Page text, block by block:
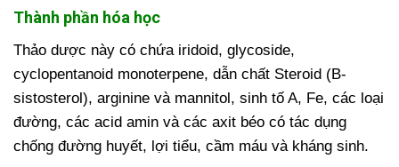
Thành phần hóa học
Thảo dược này có chứa iridoid, glycoside,
cyclopentanoid monoterpene, dẫn chất Steroid (B-
sistosterol), arginine và mannitol, sinh tố A, Fe, các loại
đường, các acid amin và các axit béo có tác dụng
chống đường huyết, lợi tiểu, cầm máu và kháng sinh.